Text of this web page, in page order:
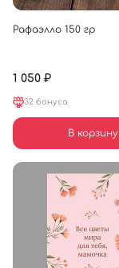
Рафаэлло 150 гр
1 050 ₽
32 бонуса
В корзину